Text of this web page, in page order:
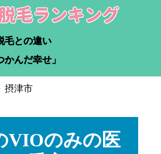
毛との違い
んだ幸せ」
摂津市
VIOのみの医